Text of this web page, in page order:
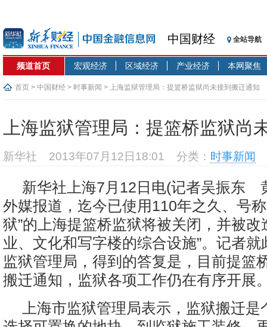
中国财经 全站导航
频道首页 宏观经济 区域经济 产业经济 本网聚焦
首页 > 中国财经 > 时事新闻 > 上海监狱管理局：提篮桥监狱尚未接到搬迁通知
上海监狱管理局：提篮桥监狱尚
新华社 2013年07月12日18:01 分类： 时事新闻
新华社上海7月12日电(记者吴振东
外媒报道，迄今已使用110年之久、号
狱”的上海提篮桥监狱将被关闭，并被改
业、文化和写字楼的综合设施”。记者
监狱管理局，得到的答复是，目前提篮
搬迁通知，监狱各项工作仍在有序开展
上海市监狱管理局表示，监狱搬迁